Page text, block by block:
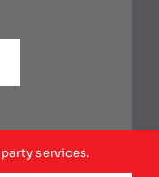
services.